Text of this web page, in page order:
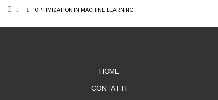
BREADCRUMB
OPTIMIZATION IN MACHINE LEARNING
HOME
CONTATTI